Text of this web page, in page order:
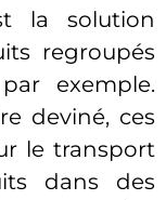
la solution
regroupés
exemple.
deviné, ces
le transport
dans des